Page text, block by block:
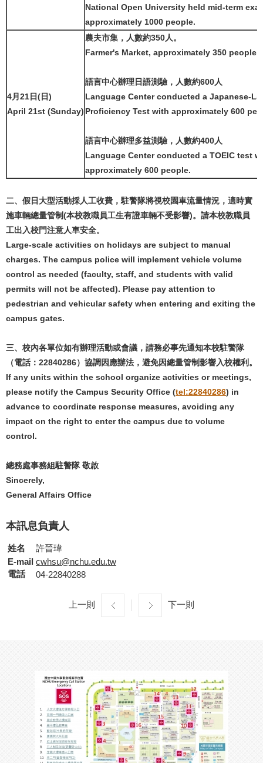
National Open University held mid-term
approximately 1000 people.
4月21日(日)
April 21st (Sunday)
農夫市集，人數約350人。
Farmer's Market, approximately 350 people.
語言中心辦理日語測驗，人數約600人
Language Center conducted a Japanese-
Proficiency Test with approximately 600
語言中心辦理多益測驗，人數約400人
Language Center conducted a TOEIC test
approximately 600 people.
二、假日大型活動採人工收費，駐警隊將視校園車流量情況，適時實
施車輛總量管制(本校教職員工生有證車輛不受影響)。請本校教職員
工出入校門注意人車安全。
Large-scale activities on holidays are subject to manual
charges. The campus police will implement vehicle volume
control as needed (faculty, staff, and students with valid
permits will not be affected). Please pay attention to
pedestrian and vehicular safety when entering and exiting the
campus gates.
三、校內各單位如有辦理活動或會議，請務必事先通知本校駐警隊
（電話：22840286）協調因應辦法，避免因總量管制影響入校權利。
If any units within the school organize activities or meetings,
please notify the Campus Security Office (tel:22840286) in
advance to coordinate response measures, avoiding any
impact on the right to enter the campus due to volume
control.
總務處事務組駐警隊 敬啟
Sincerely,
General Affairs Office
本訊息負責人
姓名
許晉瑋
E-mail cwhsu@nchu.edu.tw
電話
04-22840288
上一則 下一則